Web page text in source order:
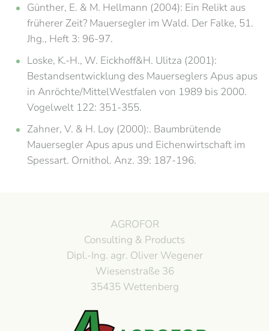
Günther, E. & M. Hellmann (2004): Ein Relikt aus
früherer Zeit? Mauersegler im Wald. Der Falke, 51.
Jhg., Heft 3: 96-97.
Loske, K.-H., W. Eickhoff&H. Ulitza (2001):
Bestandsentwicklung des Mauerseglers Apus apus
in Anröchte/MittelWestfalen von 1989 bis 2000.
Vogelwelt 122: 351-355.
Zahner, V. & H. Loy (2000):. Baumbrütende
Mauersegler Apus apus und Eichenwirtschaft im
Spessart. Ornithol. Anz. 39: 187-196.
AGROFOR
Consulting & Products
Dipl.-Ing. agr. Oliver Wegener
Wiesenstraße 36
35435 Wettenberg